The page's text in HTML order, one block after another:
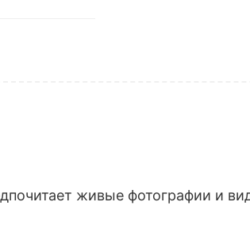
живые фотографии и